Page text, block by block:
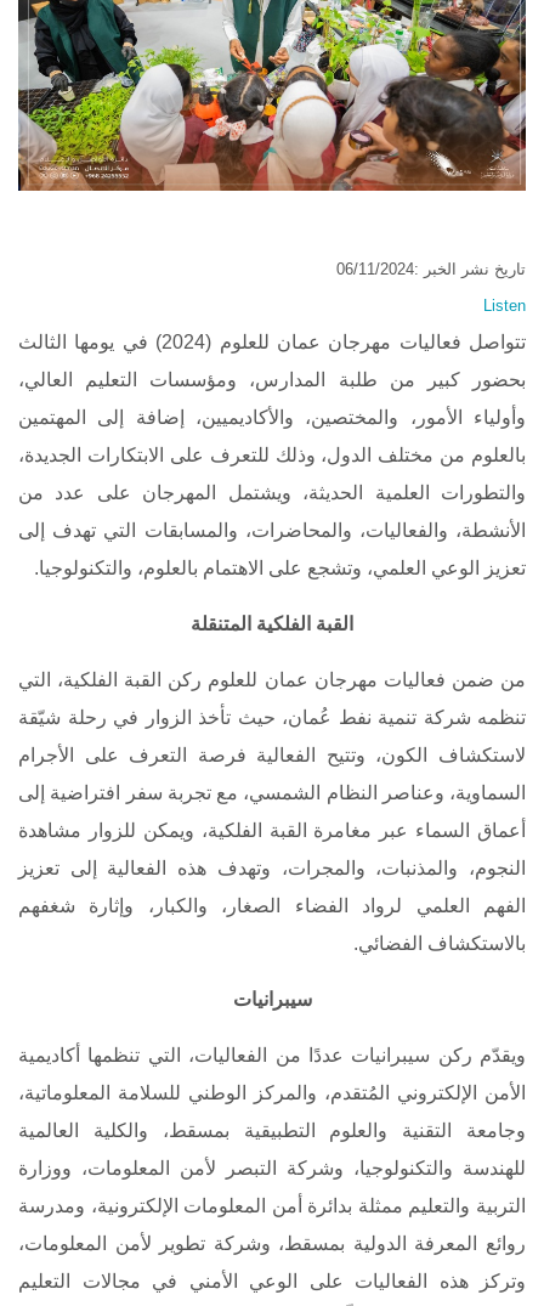
تاريخ نشر الخبر :06/11/2024
Listen
تتواصل فعاليات مهرجان عمان للعلوم (2024) في يومها الثالث
بحضور كبير من طلبة المدارس، ومؤسسات التعليم العالي،
وأولياء الأمور، والمختصين، والأكاديميين، إضافة إلى المهتمين
بالعلوم من مختلف الدول، وذلك للتعرف على الابتكارات الجديدة،
والتطورات العلمية الحديثة، ويشتمل المهرجان على عدد من
الأنشطة، والفعاليات، والمحاضرات، والمسابقات التي تهدف إلى
تعزيز الوعي العلمي، وتشجع على الاهتمام بالعلوم، والتكنولوجيا.
القبة الفلكية المتنقلة
من ضمن فعاليات مهرجان عمان للعلوم ركن القبة الفلكية، التي
تنظمه شركة تنمية نفط عُمان، حيث تأخذ الزوار في رحلة شيّقة
لاستكشاف الكون، وتتيح الفعالية فرصة التعرف على الأجرام
السماوية، وعناصر النظام الشمسي، مع تجربة سفر افتراضية إلى
أعماق السماء عبر مغامرة القبة الفلكية، ويمكن للزوار مشاهدة
النجوم، والمذنبات، والمجرات، وتهدف هذه الفعالية إلى تعزيز
الفهم العلمي لرواد الفضاء الصغار، والكبار، وإثارة شغفهم
بالاستكشاف الفضائي.
سيبرانيات
ويقدّم ركن سيبرانيات عددًا من الفعاليات، التي تنظمها أكاديمية
الأمن الإلكتروني المُتقدم، والمركز الوطني للسلامة المعلوماتية،
وجامعة التقنية والعلوم التطبيقية بمسقط، والكلية العالمية
للهندسة والتكنولوجيا، وشركة التبصر لأمن المعلومات، ووزارة
التربية والتعليم ممثلة بدائرة أمن المعلومات الإلكترونية، ومدرسة
روائع المعرفة الدولية بمسقط، وشركة تطوير لأمن المعلومات،
وتركز هذه الفعاليات على الوعي الأمني في مجالات التعليم